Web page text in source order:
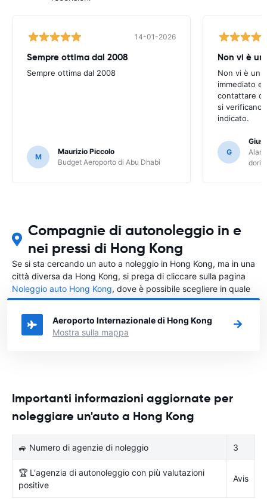
14-01-2026
Sempre ottima dal 2008
Sempre ottima dal 2008
M
Maurizio Piccolo
Budget Aeroporto di Abu Dhabi
Non vi è
Non vi è un
immediato e
contattare
si verificano
indicato.
G
dori
Compagnie di autonoleggio in e
nei pressi di Hong Kong
Se si sta cercando un auto a noleggio in Hong Kong, ma in una
città diversa da Hong Kong, si prega di cliccare sulla pagina
Noleggio auto Hong Kong, dove è possibile scegliere in quale
città in Hong Kong si vuole noleggiare l'auto.
Aeroporto Internazionale di Hong Kong
Mostra sulla mappa
Importanti informazioni aggiornate per
noleggiare un'auto a Hong Kong
🚙 Numero di agenzie di noleggio 3
🏆 L'agenzia di autonoleggio con più valutazioni
positive
Avis